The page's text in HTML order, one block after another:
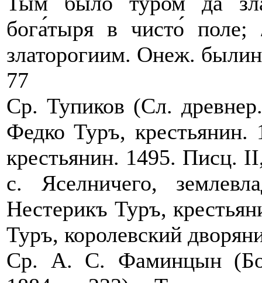
бога́тыря в чисто́
златорогиим. Онеж.
77
Ср. Тупиков (Сл.
Федко Туръ,
крестьянин. 1495. Писц.
с. Яселничего,
Нестерикъ Туръ,
Туръ, королевский
Ср. А. С. Фаминцын